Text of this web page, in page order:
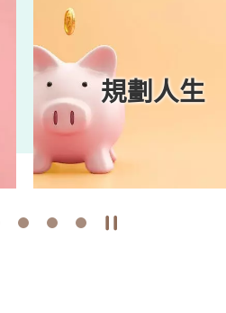
規劃人生
4 5 6 開始/暫停幻燈